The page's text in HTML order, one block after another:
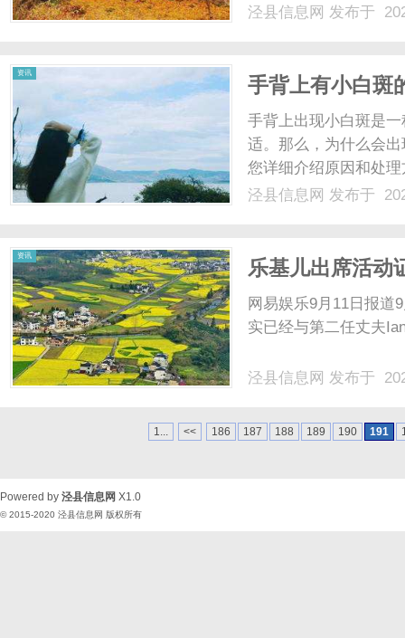
泾县信息网 发布于
资讯
手背上有小白斑
手背上出现小白斑是
适。那么，为什么会
您详细介绍原因和处
着不均匀所致。皮肤
泾县信息网 发布于
资讯
乐基儿出席活动
网易娱乐9月11日报道
实已经与第二任丈夫
泾县信息网 发布于
1... << 186 187 188 189 190 191
Powered by 泾县信息网 X1.0
© 2015-2020 泾县信息网 版权所有